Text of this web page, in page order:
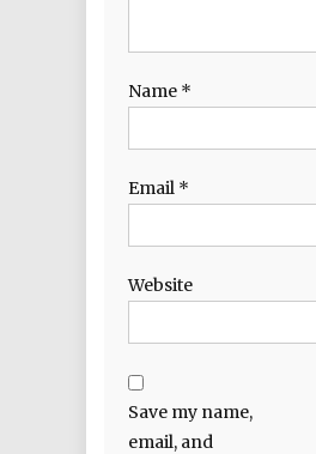
Name *
Email *
Website
Save my name,
email, and